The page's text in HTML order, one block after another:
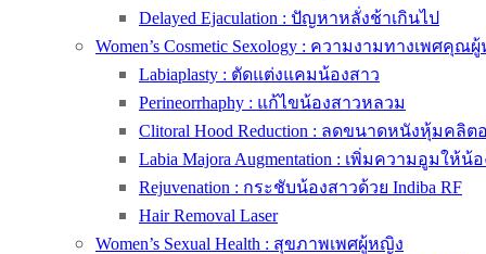
Delayed Ejaculation : ปัญหาหลั่งช้าเกินไป
Women’s Cosmetic Sexology : ความงามทางเพศคุณ
Labiaplasty : ตัดแต่งแคมน้องสาว
Perineorrhaphy : แก้ไขน้องสาวหลวม
Clitoral Hood Reduction : ลดขนาดหนังหุ้มคลิ
Labia Majora Augmentation : เพิ่มความอูมให้น้
Rejuvenation : กระชับน้องสาวด้วย Indiba RF
Hair Removal Laser
Women’s Sexual Health : สุขภาพเพศผู้หญิง